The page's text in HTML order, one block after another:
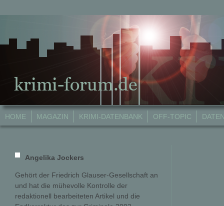
HOME MAGAZIN KRIMI-DATENBANK OFF-TOPIC
Angelika Jockers
Gehört der Friedrich Glauser-Gesellschaft an
und hat die mühevolle Kontrolle der
redaktionell bearbeiteten Artikel und die